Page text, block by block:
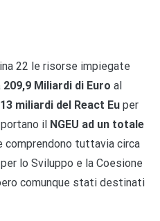
22 le risorse impiegate
209,9 Miliardi di Euro al
13 miliardi del React Eu per
il NGEU ad un totale
comprendono tuttavia circa
lo Sviluppo e la Coesione
comunque stati destinati